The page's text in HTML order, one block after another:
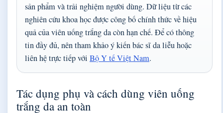
sản phẩm và trải nghiệm người dùng. Dữ liệu từ các
nghiên cứu khoa học được công bố chính thức về hiệu
quả của viên uống trắng da còn hạn chế. Để có thông
tin đầy đủ, nên tham khảo ý kiến bác sĩ da liễu hoặc
liên hệ trực tiếp với Bộ Y tế Việt Nam.
Tác dụng phụ và cách dùng viên uống
trắng da an toàn